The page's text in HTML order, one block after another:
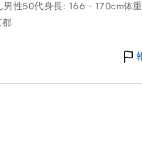
男性50代身長: 166 - 170cm体
都